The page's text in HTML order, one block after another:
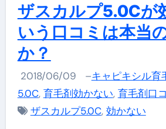
ザスカルプ5.0Cが
いう口コミは本当
か？
2018/06/09 –キャピキシル育
5.0C, 育毛剤効かない, 育毛剤口
ザスカルプ5.0C, 効かない